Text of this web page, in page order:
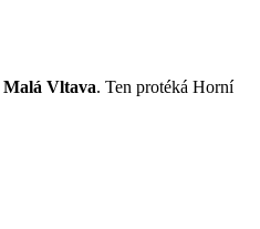
Malá Vltava. Ten protéká Horní